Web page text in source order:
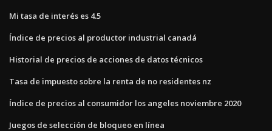
Mi tasa de interés es 4.5
Índice de precios al productor industrial canadá
Historial de precios de acciones de datos técnicos
Tasa de impuesto sobre la renta de no residentes nz
Índice de precios al consumidor los angeles noviembre 2020
Juegos de selección de bloqueo en línea